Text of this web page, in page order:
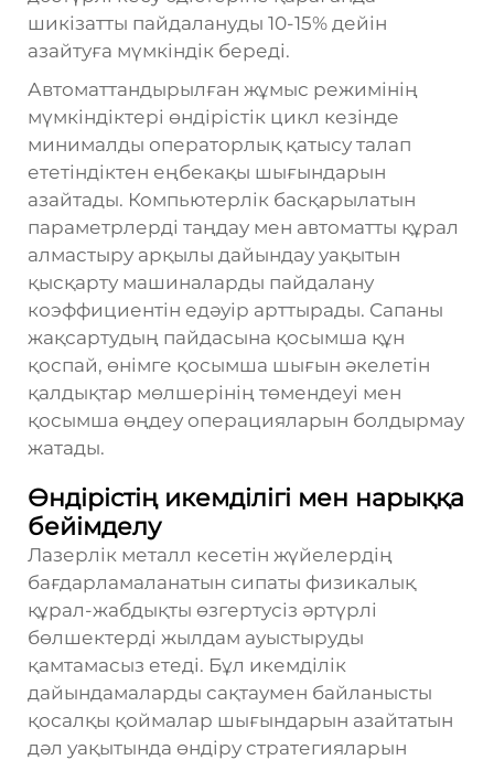
шикізатты пайдалануды 10-15% дейін
азайтуға мүмкіндік береді.
Автоматтандырылған жұмыс режимінің
мүмкіндіктері өндірістік цикл кезінде
минималды операторлық қатысу талап
ететіндіктен еңбекақы шығындарын
азайтады. Компьютерлік басқарылатын
параметрлерді таңдау мен автоматты құрал
алмастыру арқылы дайындау уақытын
қысқарту машиналарды пайдалану
коэффициентін едәуір арттырады. Сапаны
жақсартудың пайдасына қосымша құн
қоспай, өнімге қосымша шығын әкелетін
қалдықтар мөлшерінің төмендеуі мен
қосымша өңдеу операцияларын болдырмау
жатады.
Өндірістің икемділігі мен нарыққа
бейімделу
Лазерлік металл кесетін жүйелердің
бағдарламаланатын сипаты физикалық
құрал-жабдықты өзгертусіз әртүрлі
бөлшектерді жылдам ауыстыруды
қамтамасыз етеді. Бұл икемділік
дайындамаларды сақтаумен байланысты
қосалқы қоймалар шығындарын азайтатын
дәл уақытында өндіру стратегияларын